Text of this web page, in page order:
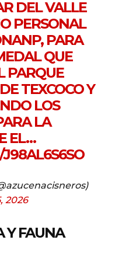
DEL VALLE
PERSONAL
PARA
QUE
PARQUE
TEXCOCO Y
LOS
LA
EL…
2026
Y FAUNA